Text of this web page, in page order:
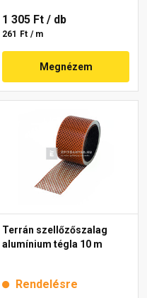
1 305 Ft / db
261 Ft / m
Megnézem
Terrán szellőzőszalag
alumínium tégla 10 m
Rendelésre